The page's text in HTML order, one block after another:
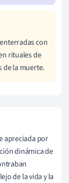
con
rituales de
de la muerte.
apreciada por
dinámica de
de la vida y la